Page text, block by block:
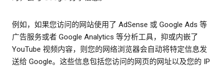
例如，如果您访问的网站使用了 AdSense 或 Google Ads 等
广告服务或者 Google Analytics 等分析工具，抑或内嵌了
YouTube 视频内容，则您的网络浏览器会自动将特定信息发
送给 Google。这些信息包括您访问的网页的网址以及您的 IP